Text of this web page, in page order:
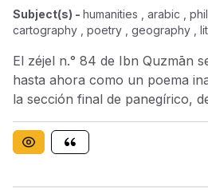
Subject(s) - humanities , arabic ,
cartography , poetry , geography ,
El zéjel n.° 84 de Ibn Quzmān
hasta ahora como un poema
la sección final de panegírico,
accidente en la transmisión del
esta teoría, el poema ha llegado
nuestros días. Este artículo, a